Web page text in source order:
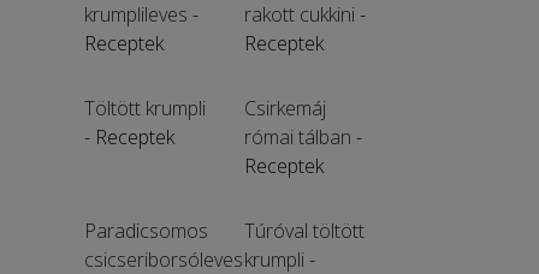
krumplileves -
Receptek
rakott cukkini-
Receptek
Töltött krumpli
- Receptek
Csirkemáj
római tálban -
Receptek
Paradicsomos
csicseriborsóleves
Túróval töltött
krumpli-